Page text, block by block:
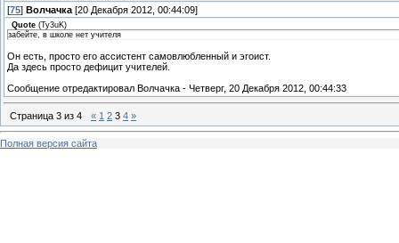
[75] Волчачка [20 Декабря 2012, 00:44:09]
Quote (Ty3uK)
забейте, в школе нет учителя
Он есть, просто его ассистент самовлюбленный и эгоист.
Да здесь просто дефицит учителей.
Сообщение отредактировал Волчачка - Четверг, 20 Декабря 2012, 00:44:33
Страница 3 из 4 « 1 2 3 4 »
Полная версия сайта